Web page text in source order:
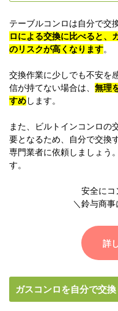
テーブルコンロは自分で交
ロによる交換に比べると、
のリスクが高くなります。
交換作業に少しでも不安を
信が持てない場合は、 無理
すめします。
また、ビルトインコンロの
要となるため、自分で交換
専門業者に依頼しましょう
す。
安全にコ
＼鈴与商
詳
ガスコンロを自分で交